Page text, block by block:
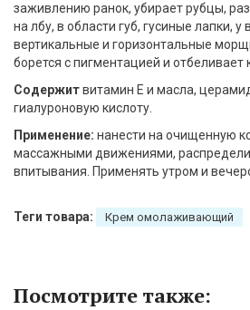
заживлению ранок, убирает рубцы,
на лбу, в области губ, гусиные лапки, у
вертикальные и горизонтальные
борется с пигментацией и отбеливает
Содержитвитамин Е и масла,
гиалуроновую кислоту.
Применение: нанести на очищенную
массажными движениями,
впитывания. Применять утром и
Теги товара: Крем омолаживающий
Посмотрите также: